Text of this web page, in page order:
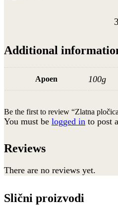
Additional
Apoen 100g
Be the first to review “Zlatna
You must be logged in to post
Reviews
There are no reviews yet.
Slični proizvodi